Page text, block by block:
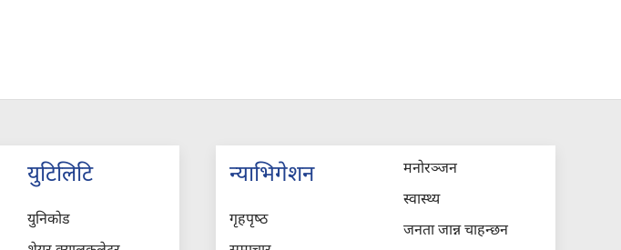
युटिलिटि
युनिकोड
न्याभिगेशन
गृहपृष्‍ठ
मनोरञ्जन
स्वास्थ्य
जनता जान्न चाहन्छन